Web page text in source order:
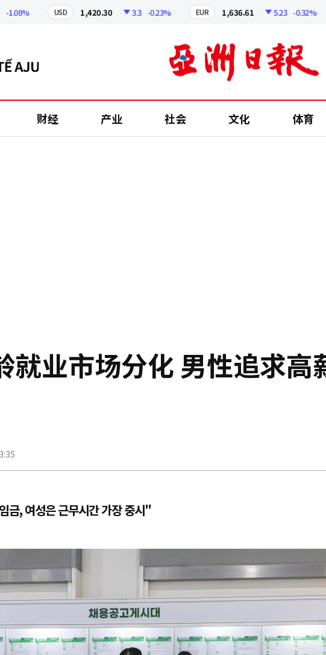
USD 1,420.30 3.3 -0.23% EUR 1,636.61 5.23 -0.32%
财经 产业 社会 文化 体育
就业市场分化 男性追求高
금, 여성은 근무시간 가장 중시"